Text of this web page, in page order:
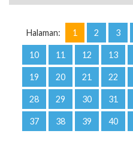
Halaman: 1 2 3
10 11 12 13
19 20 21 22
28 29 30 31
37 38 39 40